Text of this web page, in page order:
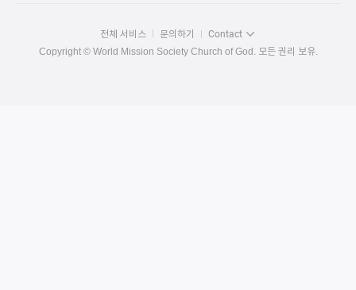
전체 서비스 문의하기
Contact
Copyright © World Mission Society Church of God. 모든 권리 보유.